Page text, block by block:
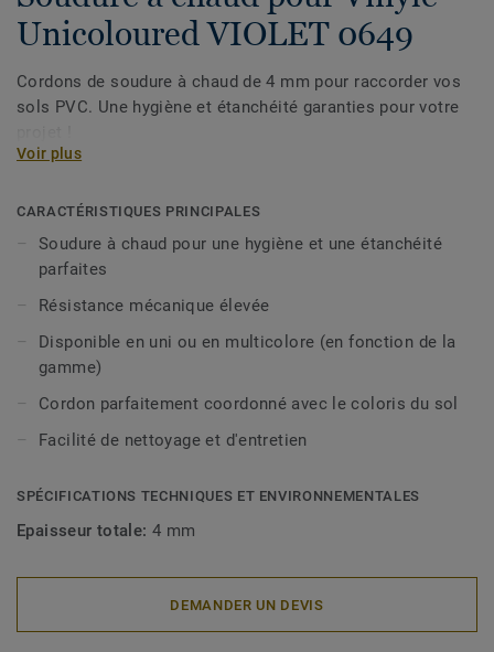
Unicoloured VIOLET 0649
Cordons de soudure à chaud de 4 mm pour raccorder vos
sols PVC. Une hygiène et étanchéité garanties pour votre
Voir plus
CARACTÉRISTIQUES PRINCIPALES
Soudure à chaud pour une hygiène et une étanchéité
parfaites
Résistance mécanique élevée
Disponible en uni ou en multicolore (en fonction de la
gamme)
Cordon parfaitement coordonné avec le coloris du sol
Facilité de nettoyage et d'entretien
SPÉCIFICATIONS TECHNIQUES ET ENVIRONNEMENTALES
Epaisseur totale: 4 mm
DEMANDER UN DEVIS